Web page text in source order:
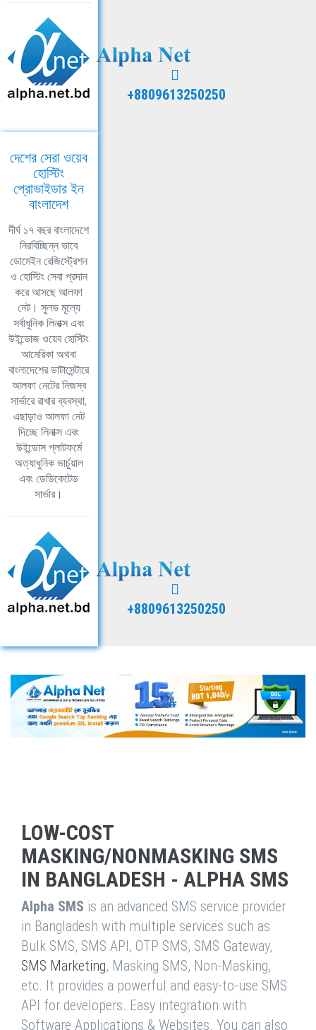
+8809613250250
দেশের সেরা ওয়েব
হোস্টিং
প্রোভাইডার ইন
বাংলাদেশ
দীর্ঘ ১৭ বছর বাংলাদেশে
নিরবিচ্ছিন্ন ভাবে
ডোমেইন রেজিস্ট্রেশন
ও হোস্টিং সেবা প্রদান
করে আসছে আলফা
নেট। সুলভ মূল্যে
সর্বাধুনিক লিনাক্স এবং
উইন্ডোজ ওয়েব হোস্টিং
আমেরিকা অথবা
বাংলাদেশের ডাটাসেন্টারে
আলফা নেটের নিজস্ব
সার্ভারে রাখার ব্যবস্থা,
এছাড়াও আলফা নেট
দিচ্ছে লিনাক্স এবং
উইন্ডোস প্লাটফর্মে
অত্যাধুনিক ভার্চুয়াল
এবং ডেডিকেটেড
সার্ভার।
+8809613250250
LOW-COST
MASKING/NONMASKING SMS
IN BANGLADESH - ALPHA SMS
Alpha SMS is an advanced SMS service provider
in Bangladesh with multiple services such as
Bulk SMS, SMS API, OTP SMS, SMS Gateway,
SMS Marketing, Masking SMS, Non-Masking,
etc. It provides a powerful and easy-to-use SMS
API for developers. Easy integration with
Software Applications & Websites. You can also